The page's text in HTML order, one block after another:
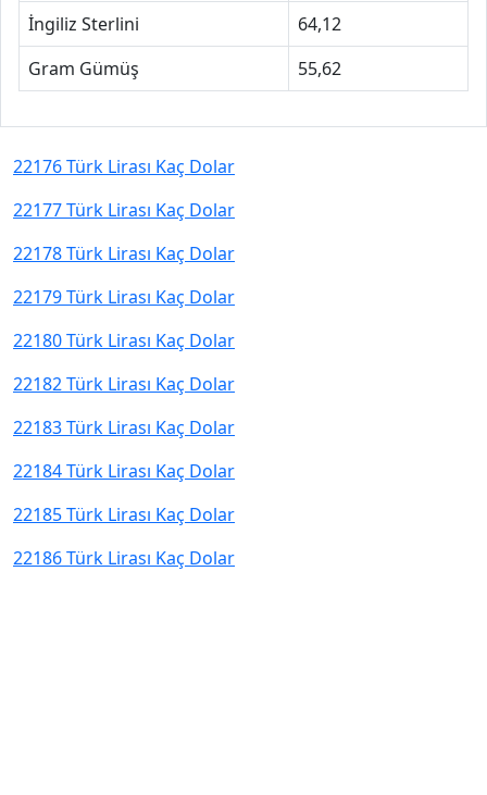
İngiliz Sterlini
64,12
Gram Gümüş
55,62
22176 Türk Lirası Kaç Dolar
22177 Türk Lirası Kaç Dolar
22178 Türk Lirası Kaç Dolar
22179 Türk Lirası Kaç Dolar
22180 Türk Lirası Kaç Dolar
22182 Türk Lirası Kaç Dolar
22183 Türk Lirası Kaç Dolar
22184 Türk Lirası Kaç Dolar
22185 Türk Lirası Kaç Dolar
22186 Türk Lirası Kaç Dolar